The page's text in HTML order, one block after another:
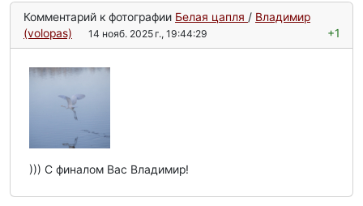
Комментарий к фотографии Белая цапля / Владимир
(volopas)
14 нояб. 2025 г., 19:44:29 +1
))) С финалом Вас Владимир!